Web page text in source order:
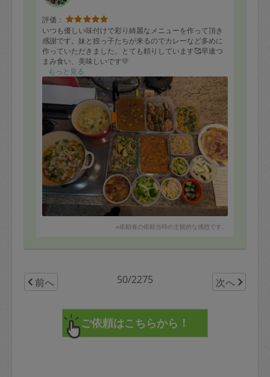
評価：
いつも優しい味付けで彩り綺麗なメニューを作って頂き
感謝です。妹と姪っ子たちが来るのでカレーなど多めに
作っていただきました。とても頼りしています🥰早速つ
まみ食い、美味しいです💛
もっと見る
※依頼者の依頼当時の主観的な感想です。
前へ 50/2275 次へ